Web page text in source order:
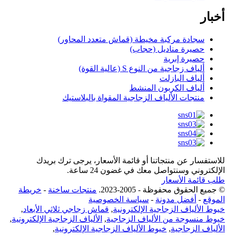
أخبار
سجادة مركبة مخيطة (قماش متعدد المحاور)
حصيرة مناديل (حجاب)
حصيرة إبرية
ألياف زجاجية من النوع S (عالية القوة)
ألياف البازلت
ألياف الكربون المنشط
منتجات الألياف الزجاجية المقواة بالبلاستيك
للاستفسار عن منتجاتنا أو قائمة الأسعار، يرجى ترك بريدك
الإلكتروني وسنتواصل معك في غضون 24 ساعة.
طلب قائمة الأسعار
© جميع الحقوق محفوظة - 2005-2023.
منتجات ساخنة - خريطة
الموقع - أفضل مدونة - سياسة الخصوصية
خيوط الألياف الزجاجية الإلكترونية, قماش زجاجي ثلاثي الأبعاد,
خيوط منسوجة من الألياف الزجاجية, الألياف الزجاجية الإلكترونية,
الألياف الزجاجية, خيوط الألياف الزجاجية الإلكترونية,